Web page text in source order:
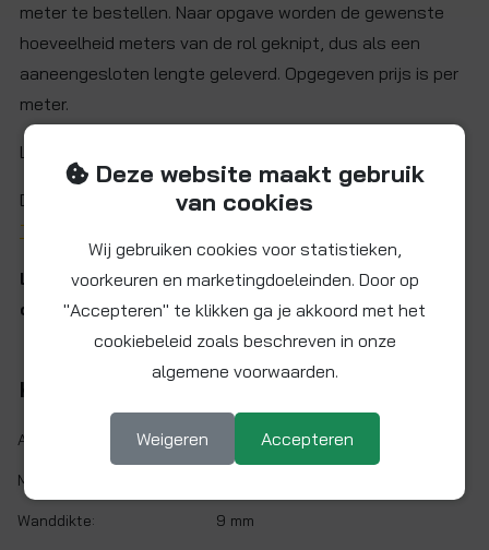
meter te bestellen. Naar opgave worden de gewenste
hoeveelheid meters van de rol geknipt, dus als een
aaneengesloten lengte geleverd. Opgegeven prijs is per
meter.
Let op: maximaal 19 meter aaneengesloten.
Donwload hier de
technische informatie van
ThermaSmart PRO isolatie
Let op: Artikel niet voorradig. Neemcontact met
ons op voor huidige prijs en levertijd.
Kenmerken
Artikelnr.: 3104-009022-PM
Maat:
Wanddikte: 9 mm
Deze website maakt gebruik
van cookies
Wij gebruiken cookies voor statistieken,
voorkeuren en marketingdoeleinden. Door op
"Accepteren" te klikken ga je akkoord met het
cookiebeleid zoals beschreven in onze
algemene voorwaarden.
Weigeren Accepteren